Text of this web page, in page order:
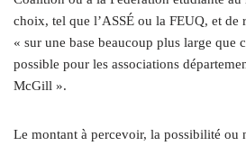
choix, tel que l’ASSÉ ou la FEUQ, et de
« sur une base beaucoup plus large que
possible pour les associations
McGill ».
Le montant à percevoir, la possibilité ou